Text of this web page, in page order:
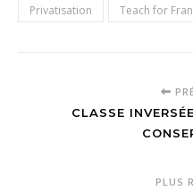
Privatisation
Teach for
CLASSE
PLUS